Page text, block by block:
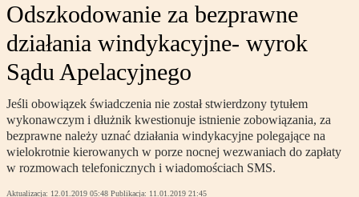
Odszkodowanie za bezprawne
działania windykacyjne- wyrok
Sądu Apelacyjnego
Jeśli obowiązek świadczenia nie został stwierdzony tytułem
wykonawczym i dłużnik kwestionuje istnienie zobowiązania, za
bezprawne należy uznać działania windykacyjne polegające na
wielokrotnie kierowanych w porze nocnej wezwaniach do zapłaty
w rozmowach telefonicznych i wiadomościach SMS.
Aktualizacja: 12.01.2019 05:48 Publikacja: 11.01.2019 21:45